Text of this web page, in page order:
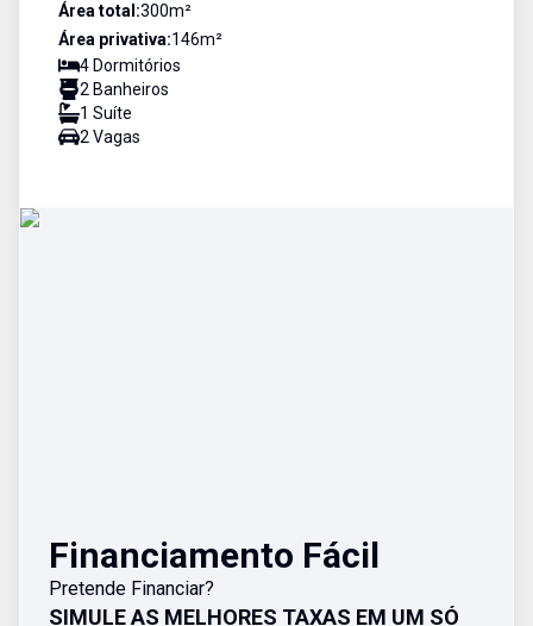
Área total:300m²
Área privativa:146m²
4 Dormitórios
2 Banheiros
1 Suíte
2 Vagas
Financiamento Fácil
Pretende Financiar?
SIMULE AS MELHORES TAXAS EM UM SÓ